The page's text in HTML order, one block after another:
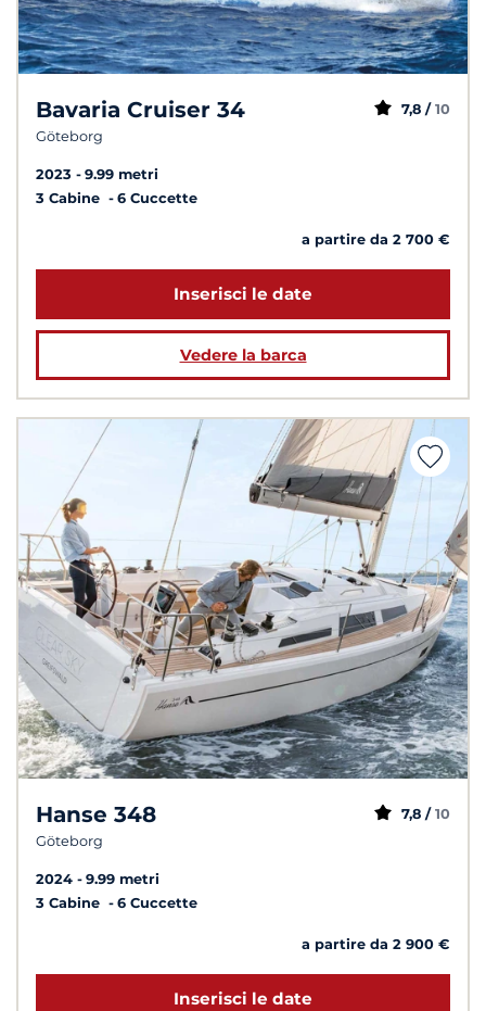
Bavaria Cruiser 34
Göteborg
7,8 / 10
2023
9.99 metri
3 Cabine
6 Cuccette
a partire da 2 700 €
Inserisci le date
Vedere la barca
Hanse 348
Göteborg
7,8 / 10
2024
9.99 metri
3 Cabine
6 Cuccette
a partire da 2 900 €
Inserisci le date